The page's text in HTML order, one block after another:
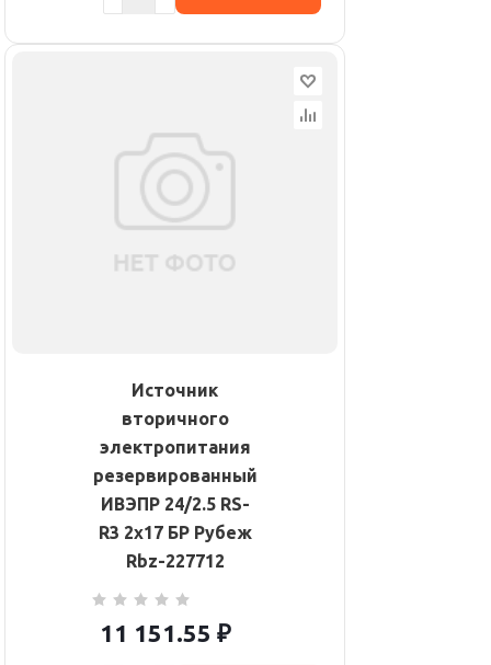
Источник
вторичного
электропитания
резервированный
ИВЭПР 24/2.5 RS-
R3 2х17 БР Рубеж
Rbz-227712
11 151.55 ₽